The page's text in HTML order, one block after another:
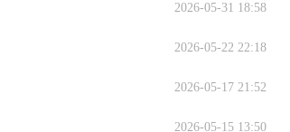
2026-05-31 18:58
2026-05-22 22:18
2026-05-17 21:52
2026-05-15 13:50